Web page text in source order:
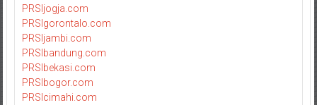
PRSIjogja.com
PRSIgorontalo.com
PRSIjambi.com
PRSIbandung.com
PRSIbekasi.com
PRSIbogor.com
PRSIcimahi.com